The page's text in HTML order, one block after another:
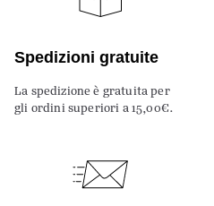
Spedizioni gratuite
La spedizione è gratuita per
gli ordini superiori a 15,00€.